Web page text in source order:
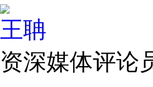
王聃
资深媒体评论